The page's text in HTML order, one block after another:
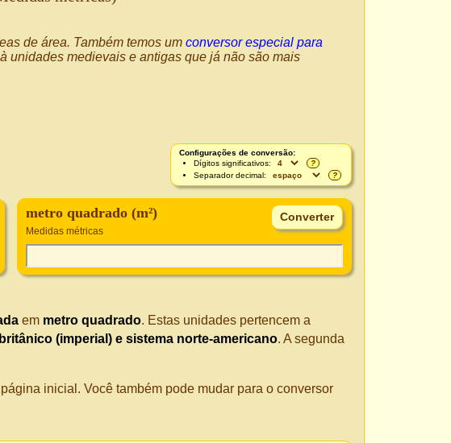
de área. Também temos um conversor especial para
unidades medievais e antigas que já não são mais
Configurações de conversão:
Dígitos significativos:
?
Separador decimal:
?
metro quadrado (m²)
Medidas métricas
em metro quadrado. Estas unidades pertencem a
(imperial) e sistema norte-americano. A segunda
inicial. Você também pode mudar para o conversor